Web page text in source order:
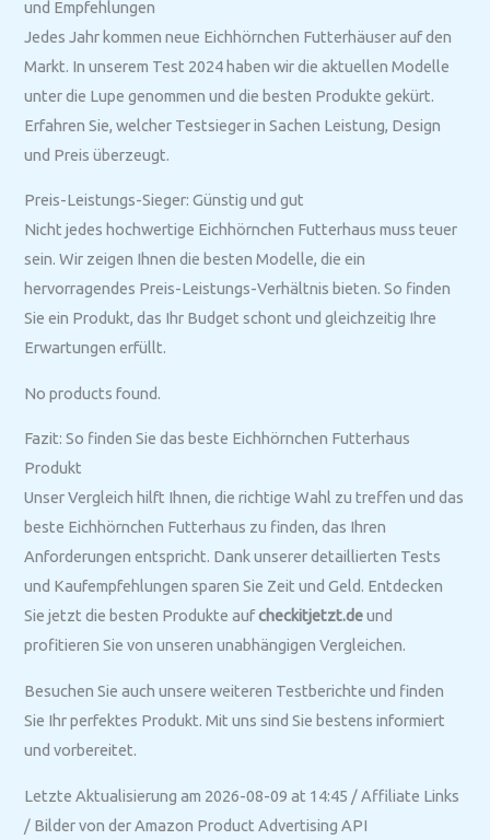
und Empfehlungen
Jedes Jahr kommen neue Eichhörnchen Futterhäuser auf den
Markt. In unserem Test 2024 haben wir die aktuellen Modelle
unter die Lupe genommen und die besten Produkte gekürt.
Erfahren Sie, welcher Testsieger in Sachen Leistung, Design
und Preis überzeugt.
Preis-Leistungs-Sieger: Günstig und gut
Nicht jedes hochwertige Eichhörnchen Futterhaus muss teuer
sein. Wir zeigen Ihnen die besten Modelle, die ein
hervorragendes Preis-Leistungs-Verhältnis bieten. So finden
Sie ein Produkt, das Ihr Budget schont und gleichzeitig Ihre
Erwartungen erfüllt.
No products found.
Fazit: So finden Sie das beste Eichhörnchen Futterhaus
Produkt
Unser Vergleich hilft Ihnen, die richtige Wahl zu treffen und das
beste Eichhörnchen Futterhaus zu finden, das Ihren
Anforderungen entspricht. Dank unserer detaillierten Tests
und Kaufempfehlungen sparen Sie Zeit und Geld. Entdecken
Sie jetzt die besten Produkte aufcheckitjetzt.deund
profitieren Sie von unseren unabhängigen Vergleichen.
Besuchen Sie auch unsere weiteren Testberichte und finden
Sie Ihr perfektes Produkt. Mit uns sind Sie bestens informiert
und vorbereitet.
Letzte Aktualisierung am 2026-08-09 at 14:45 / Affiliate Links
/ Bilder von der Amazon Product Advertising API